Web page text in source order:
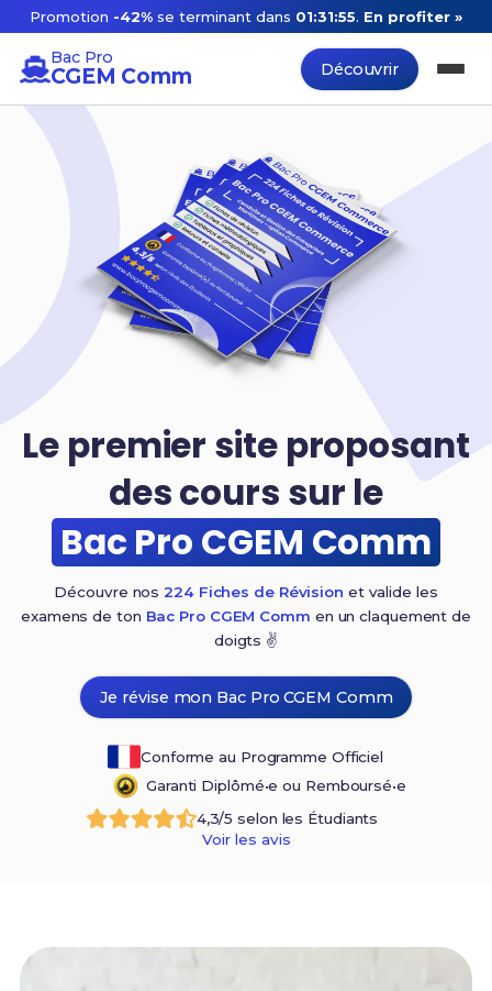
Promotion -42%se terminant dans 01:31:54. En profiter »
Bac Pro
CGEM Comm Découvrir
Le premier site proposant
des cours sur le
Bac Pro CGEM Comm
Découvre nos 224 Fiches de Révision et valide les
examens de ton Bac Pro CGEM Comm en un claquement de
doigts ✌️
Je révise mon Bac Pro CGEM Comm
Conforme au Programme Officiel
Garanti Diplômé•e ou Remboursé•e
4,3/5 selon les Étudiants
Voir les avis